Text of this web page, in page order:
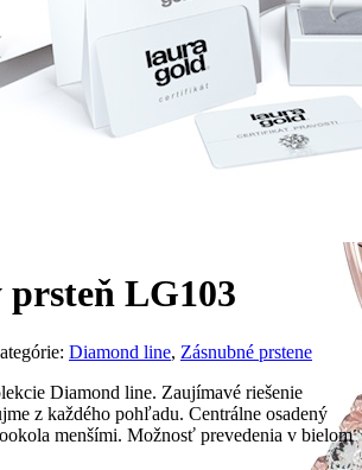
prsteň LG103
Diamond line, Zásnubné prstene
Diamond line. Zaujímavé riešenie
z každého pohľadu. Centrálne osadený
menšími. Možnosť prevedenia v bielom